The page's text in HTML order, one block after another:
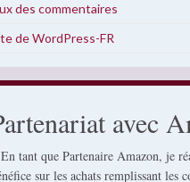
des commentaires
de WordPress-FR
avec
tant que Partenaire Amazon, je
sur les achats remplissant les